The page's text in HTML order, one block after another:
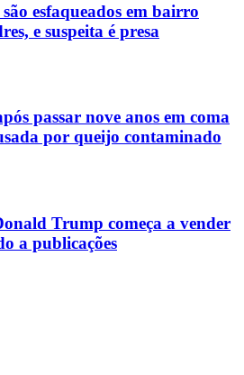
esfaqueados em bairro
e suspeita é presa
passar nove anos em coma
por queijo contaminado
Trump começa a vender
a publicações